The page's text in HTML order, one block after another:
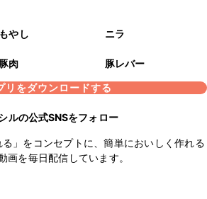
もやし ニラ
豚肉
豚レバー
リをダウンロードする
ルの公式SNSをフォロー
る」をコンセプトに、簡単においしく作れる
画を毎日配信しています。